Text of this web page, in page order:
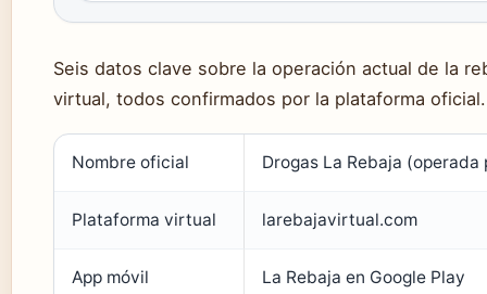
Seis datos clave sobre la operación actual de la
virtual, todos confirmados por la plataforma oficial.
Nombre oficial Drogas La Rebaja (operada
Plataforma virtual larebajavirtual.com
App móvil La Rebaja en Google Play